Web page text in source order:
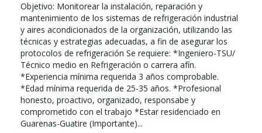
Objetivo: Monitorear la instalación, reparación y
mantenimiento de los sistemas de refrigeración industrial
y aires acondicionados de la organización, utilizando las
técnicas y estrategias adecuadas, a fin de asegurar los
protocolos de refrigeración Se requiere: *Ingeniero-TSU/
Técnico medio en Refrigeración o carrera afín.
*Experiencia mínima requerida 3 años comprobable.
*Edad mínima requerida de 25-35 años. *Profesional
honesto, proactivo, organizado, responsabe y
comprometido con el trabajo *Estar residenciado en
Guarenas-Guatire (Importante)...